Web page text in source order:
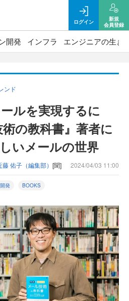
ログイン
新規
会員登録
開発 インフラ エンジニアの生き
ンド
ルを実現するに
の教科書』著者に
いメールの世界
藤 佑子（編集部） [聞] 2024/04/03 11:00
発 BOOKS